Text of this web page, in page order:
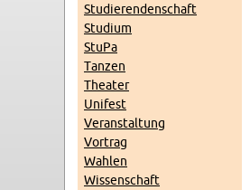
Stu­die­ren­den­schaft
Stu­di­um
StuPa
Tan­zen
Thea­ter
Uni­fest
Ver­an­stal­tung
Vor­trag
Wah­len
Wis­sen­schaft